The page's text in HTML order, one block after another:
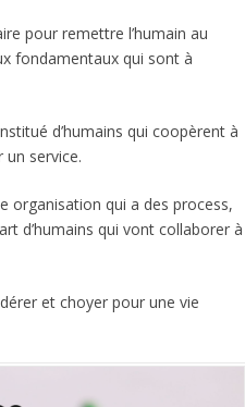
pour remettre l’humain au
fondamentaux qui sont à
d’humains qui coopèrent à
service.
organisation qui a des process,
d’humains qui vont collaborer à
et choyer pour une vie